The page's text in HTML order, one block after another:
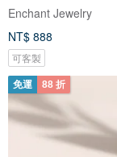
Enchant Jewelry
NT$ 888
可客製
免運 88 折